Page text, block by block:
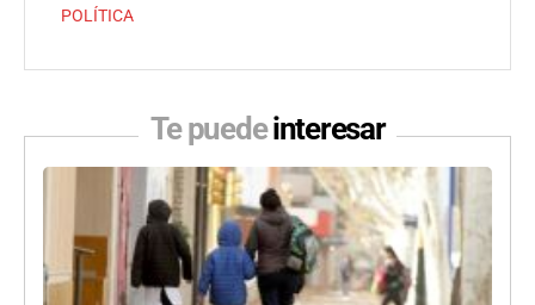
POLÍTICA
Te puedeinteresar